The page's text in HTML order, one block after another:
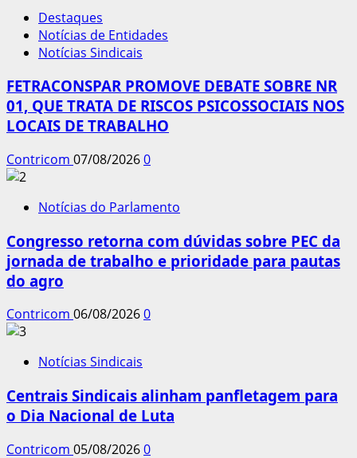
Destaques
Notícias de Entidades
Notícias Sindicais
FETRACONSPAR PROMOVE DEBATE SOBRE NR
01, QUE TRATA DE RISCOS PSICOSSOCIAIS NOS
LOCAIS DE TRABALHO
Contricom 07/08/20260
Notícias do Parlamento
Congresso retorna com dúvidas sobre PEC da
jornada de trabalho e prioridade para pautas
do agro
Contricom 06/08/20260
Notícias Sindicais
Centrais Sindicais alinham panfletagem para
o Dia Nacional de Luta
Contricom 05/08/20260